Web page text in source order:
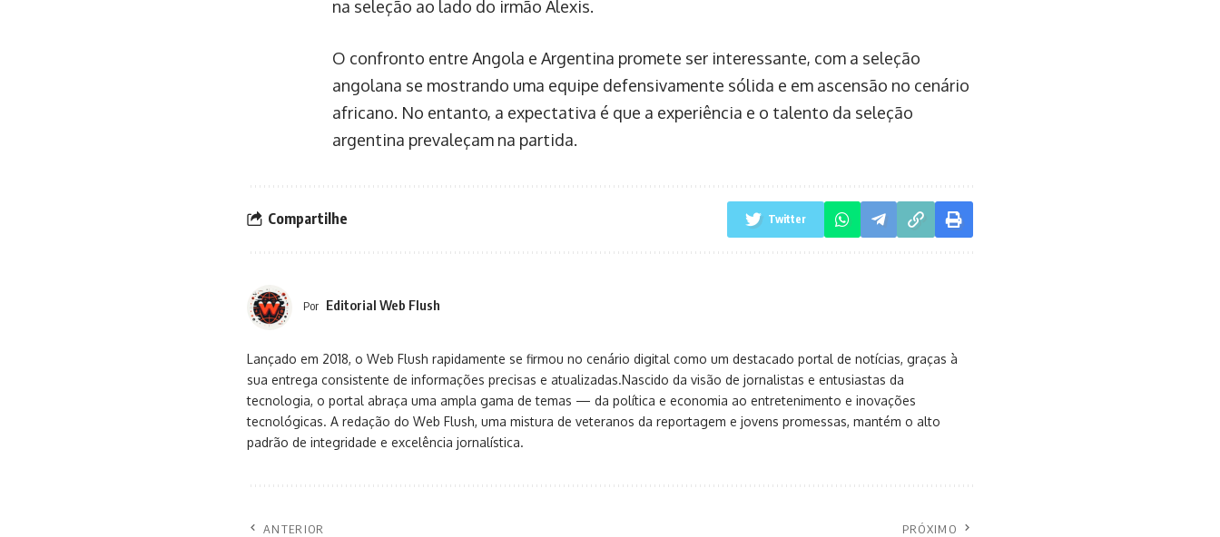
na seleção ao lado do irmão Alexis.
O confronto entre Angola e Argentina promete ser interessante, com a seleção
angolana se mostrando uma equipe defensivamente sólida e em ascensão no cenário
africano. No entanto, a expectativa é que a experiência e o talento da seleção
argentina prevaleçam na partida.
Compartilhe Twitter
Por Editorial Web Flush
Lançado em 2018, o Web Flush rapidamente se firmou no cenário digital como um destacado portal de notícias, graças à
sua entrega consistente de informações precisas e atualizadas.Nascido da visão de jornalistas e entusiastas da
tecnologia, o portal abraça uma ampla gama de temas — da política e economia ao entretenimento e inovações
tecnológicas. A redação do Web Flush, uma mistura de veteranos da reportagem e jovens promessas, mantém o alto
padrão de integridade e excelência jornalística.
ANTERIOR PRÓXIMO